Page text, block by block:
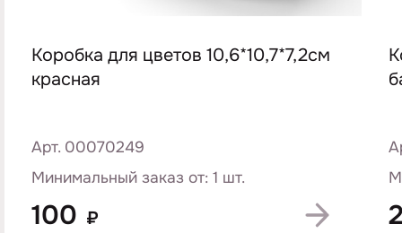
Коробка для цветов 10,6*10,7*7,2см
красная
Арт. 00070249
Минимальный заказ от: 1 шт.
100 ₽